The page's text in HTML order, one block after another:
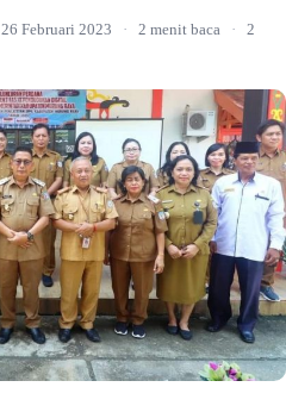
26 Februari 2023 · 2 menit baca ·
2